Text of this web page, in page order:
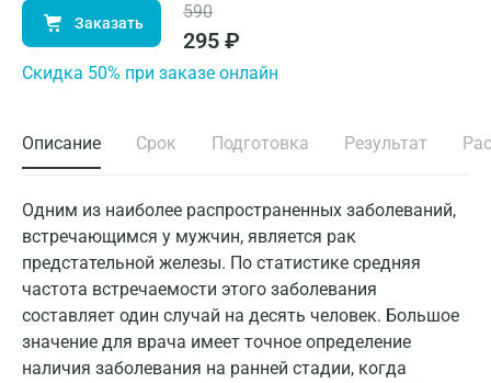
Заказать
590
295 ₽
Cкидка 50% при заказе онлайн
Описание Срок Подготовка Результат
Одним из наиболее распространенных заболеваний,
встречающимся у мужчин, является рак
предстательной железы. По статистике средняя
частота встречаемости этого заболевания
составляет один случай на десять человек. Большое
значение для врача имеет точное определение
наличия заболевания на ранней стадии, когда